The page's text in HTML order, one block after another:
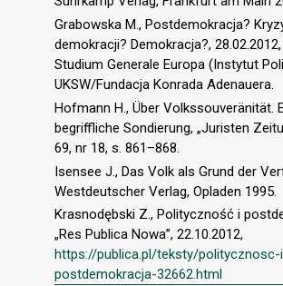
Grabowska M., Postdemokracja?
demokracji? Demokracja?, 28.02.2012,
Studium Generale Europa (Instytut
UKSW/Fundacja Konrada Adenauera.
Hofmann H., Über Volkssouveränität.
begriffliche Sondierung, „Juristen
69, nr 18, s. 861–868.
Isensee J., Das Volk als Grund der
Westdeutscher Verlag, Opladen 1995.
Krasnodębski Z., Polityczność i
„Res Publica Nowa”, 22.10.2012,
https://publica.pl/teksty/politycznosc-
postdemokracja-32662.html